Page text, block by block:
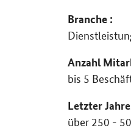
Branche :
Anzahl
bis 5
Letzter
über 250 -